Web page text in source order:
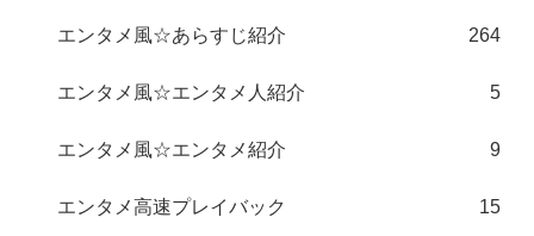
エンタメ風☆あらすじ紹介 264
エンタメ風☆エンタメ人紹介 5
エンタメ風☆エンタメ紹介 9
エンタメ高速プレイバック 15